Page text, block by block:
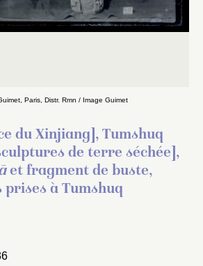
Paris, Distr. Rmn / Image Guimet
du Xinjiang], Tumshuq
de terre séchée],
et fragment de buste,
à Tumshuq